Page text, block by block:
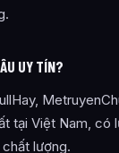
UY TÍN?
tại Việt Nam, có
lượng.